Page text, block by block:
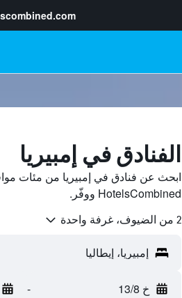
الفنادق في إمبيريا
ابحث عن فنادق في إمبيريا من مئات
HotelsCombined ووفّر.
2 من الضيوف، غرفة واحدة
خ 13/8 -